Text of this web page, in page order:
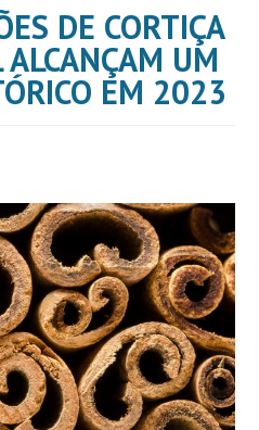
DE CORTIÇA
UM
EM 2023